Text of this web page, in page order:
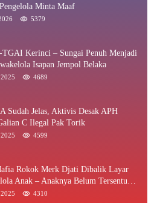
Minta Maaf
5379
TGAI Kerinci – Sungai Penuh Menjadi
Isapan Jempol Belaka
4689
Sudah Jelas, Aktivis Desak APH
C Ilegal Pak Torik
4599
Rokok Merk Djati Dibalik Layar
Anak – Anaknya Belum Tersentuh
4310